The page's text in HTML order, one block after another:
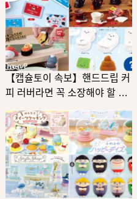
【캡슐토이 속보】핸드드립 커
피 러버라면 꼭 소장해야 할 미
여름 일본 기발하고 귀여운 가
챠 총정리